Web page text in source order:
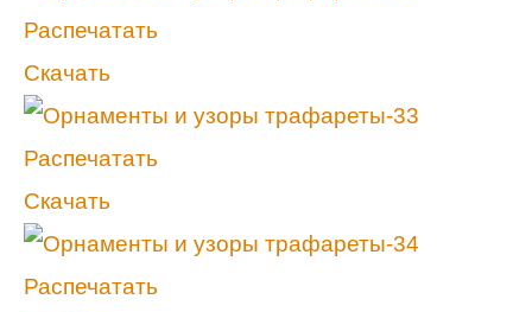
Распечатать
Скачать
Распечатать
Скачать
Распечатать